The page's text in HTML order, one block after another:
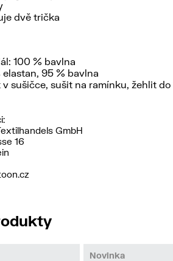
dvě trička
100 % bavlna
95 % bavlna
v sušičce, sušit na ramínku, žehlit
GmbH
16
Novinka